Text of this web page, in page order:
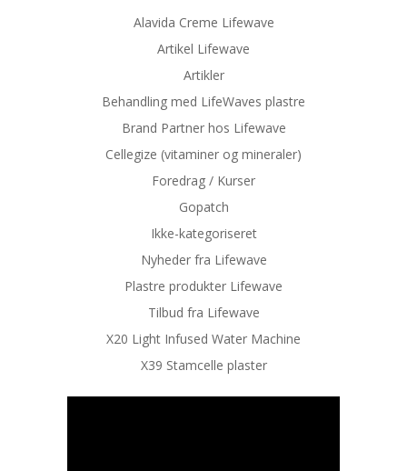
Alavida Creme Lifewave
Artikel Lifewave
Artikler
Behandling med LifeWaves plastre
Brand Partner hos Lifewave
Cellegize (vitaminer og mineraler)
Foredrag / Kurser
Gopatch
Ikke-kategoriseret
Nyheder fra Lifewave
Plastre produkter Lifewave
Tilbud fra Lifewave
X20 Light Infused Water Machine
X39 Stamcelle plaster